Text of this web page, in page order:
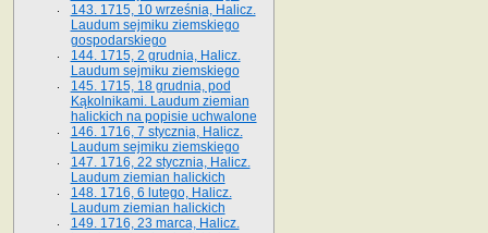
143. 1715, 10 września, Halicz.
Laudum sejmiku ziemskiego
gospodarskiego
144. 1715, 2 grudnia, Halicz.
Laudum sejmiku ziemskiego
145. 1715, 18 grudnia, pod
Kąkolnikami. Laudum ziemian
halickich na popisie uchwalone
146. 1716, 7 stycznia, Halicz.
Laudum sejmiku ziemskiego
147. 1716, 22 stycznia, Halicz.
Laudum ziemian halickich
148. 1716, 6 lutego, Halicz.
Laudum ziemian halickich
149. 1716, 23 marca, Halicz.